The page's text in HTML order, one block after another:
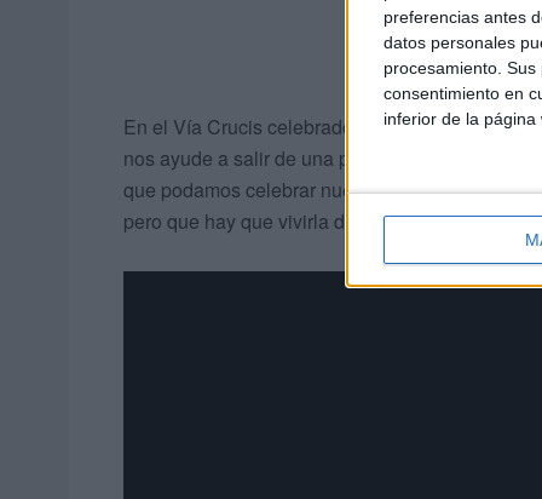
preferencias antes
datos personales
procesamiento.
consentimiento en
inferior de la página
En el Vía Crucis celebrado en laCatedral se ha
nos ayude a salir de una pandemia que en este
que podamos celebrar nuestras tradiciones
pero que hay que vivirla de forma espiritual